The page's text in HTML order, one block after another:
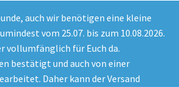
auch wir benötigen eine kleine
vom 25.07. bis zum 10.08.2026.
vollumfänglich für Euch da.
bestätigt und auch von einer
Daher kann der Versand